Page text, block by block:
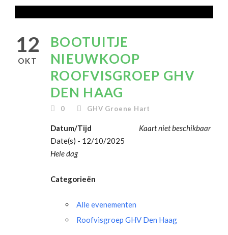
12
OKT
BOOTUITJE
NIEUWKOOP
ROOFVISGROEP GHV
DEN HAAG
0 GHV Groene Hart
Kaart niet beschikbaar
Datum/Tijd
Date(s) - 12/10/2025
Hele dag
Categorieën
Alle evenementen
Roofvisgroep GHV Den Haag